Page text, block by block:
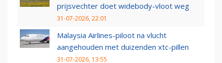
prijsvechter doet widebody-vloot weg
31-07-2026, 22:01
Malaysia Airlines-piloot na vlucht
aangehouden met duizenden xtc-pillen
31-07-2026, 13:55